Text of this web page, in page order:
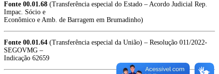
Fonte 00.01.68 (Transferência especial do Estado – Acordo Judicial Rep.
Impac. Sócio e
Econômico e Amb. de Barragem em Brumadinho)
Fonte 00.01.64 (Transferência especial da União) – Resolução 011/2022-
SEGOVMG –
Indicação 62659